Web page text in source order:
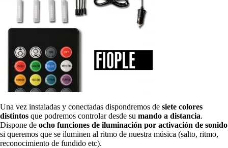
Una vez instaladas y conectadas dispondremos de siete colores
distintos que podremos controlar desde su mando a distancia.
Dispone de ocho funciones de iluminación por activación de sonido
si queremos que se iluminen al ritmo de nuestra música (salto, ritmo,
reconocimiento de fundido etc).